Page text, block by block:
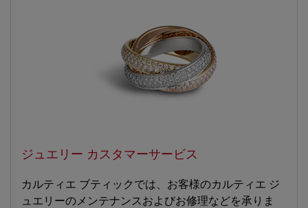
ジュエリー カスタマーサービス
カルティエ ブティックでは、お客様のカルティエ ジ
ュエリーのメンテナンスおよびお修理などを承りま